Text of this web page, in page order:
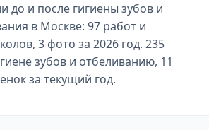
до и после гигиены зубов и
в Москве: 97 работ и
3 фото за 2026 год. 235
зубов и отбеливанию, 11
за текущий год.